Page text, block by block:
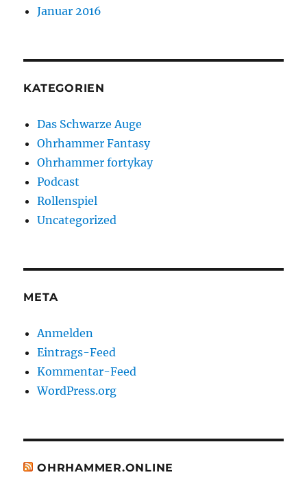
Januar 2016
KATEGORIEN
Das Schwarze Auge
Ohrhammer Fantasy
Ohrhammer fortykay
Podcast
Rollenspiel
Uncategorized
META
Anmelden
Eintrags-Feed
Kommentar-Feed
WordPress.org
OHRHAMMER.ONLINE